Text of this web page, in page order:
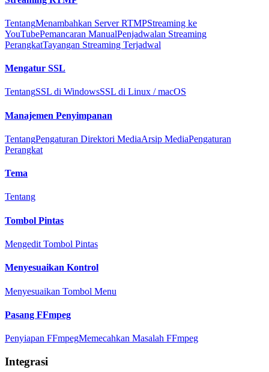
TentangMenambahkan Server RTMPStreaming ke
YouTubePemancaran ManualPenjadwalan Streaming
PerangkatTayangan Streaming Terjadwal
Mengatur SSL
TentangSSL di WindowsSSL di Linux / macOS
Manajemen Penyimpanan
TentangPengaturan Direktori MediaArsip MediaPengaturan
Perangkat
Tema
Tentang
Tombol Pintas
Mengedit Tombol Pintas
Menyesuaikan Kontrol
Menyesuaikan Tombol Menu
Pasang FFmpeg
Penyiapan FFmpegMemecahkan Masalah FFmpeg
Integrasi